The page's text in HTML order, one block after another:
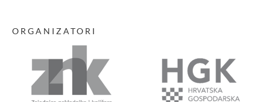
ORGANIZATORI